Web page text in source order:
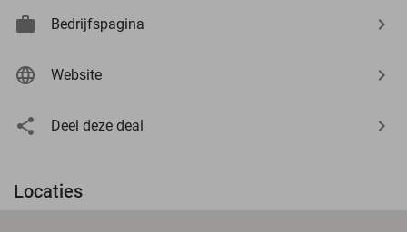
Bedrijfspagina
Website
Deel deze deal
Locaties